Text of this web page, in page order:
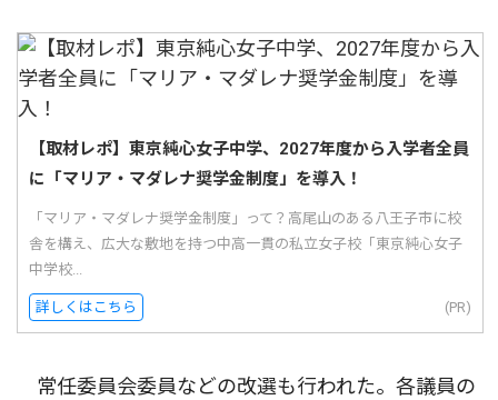
【取材レポ】東京純心女子中学、2027年度から入学者全員
に「マリア・マダレナ奨学金制度」を導入！
「マリア・マダレナ奨学金制度」って？高尾山のある八王子市に校
舎を構え、広大な敷地を持つ中高一貫の私立女子校「東京純心女子
中学校...
詳しくはこちら (PR)
常任委員会委員などの改選も行われた。各議員の